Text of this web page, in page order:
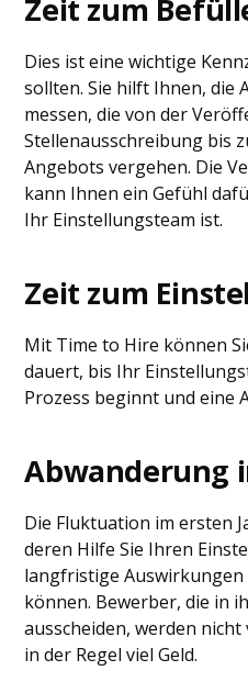
Zeit zum
Dies ist eine wichtige
sollten. Sie hilft Ihnen, die
messen, die von der
Stellenausschreibung bis
Angebots vergehen. Die
kann Ihnen ein Gefühl
Ihr Einstellungsteam ist.
Zeit zum
Mit Time to Hire können
dauert, bis Ihr
Prozess beginnt und eine
Abwanderung
Die Fluktuation im ersten
deren Hilfe Sie Ihren
langfristige
können. Bewerber, die in
ausscheiden, werden
in der Regel viel Geld.